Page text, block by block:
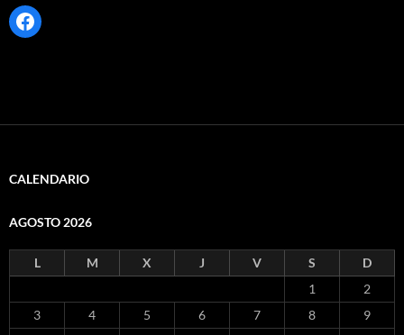
Facebook
CALENDARIO
AGOSTO 2026
L M X J V S
D
1
2
3
4 5 6 7 8
9